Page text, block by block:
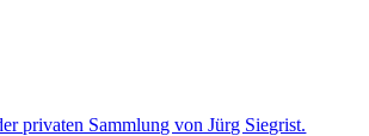
privaten Sammlung von Jürg Siegrist.